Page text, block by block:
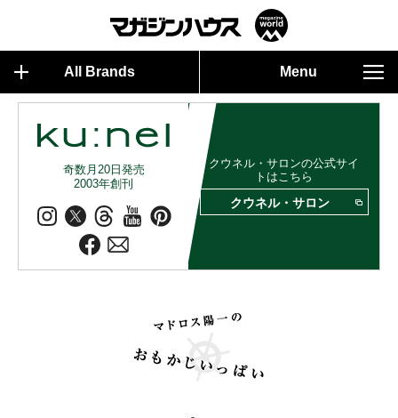
All Brands Menu
奇数月20日発売
2003年創刊
クウネル・サロンの公式サイ
トはこちら
クウネル・サロン